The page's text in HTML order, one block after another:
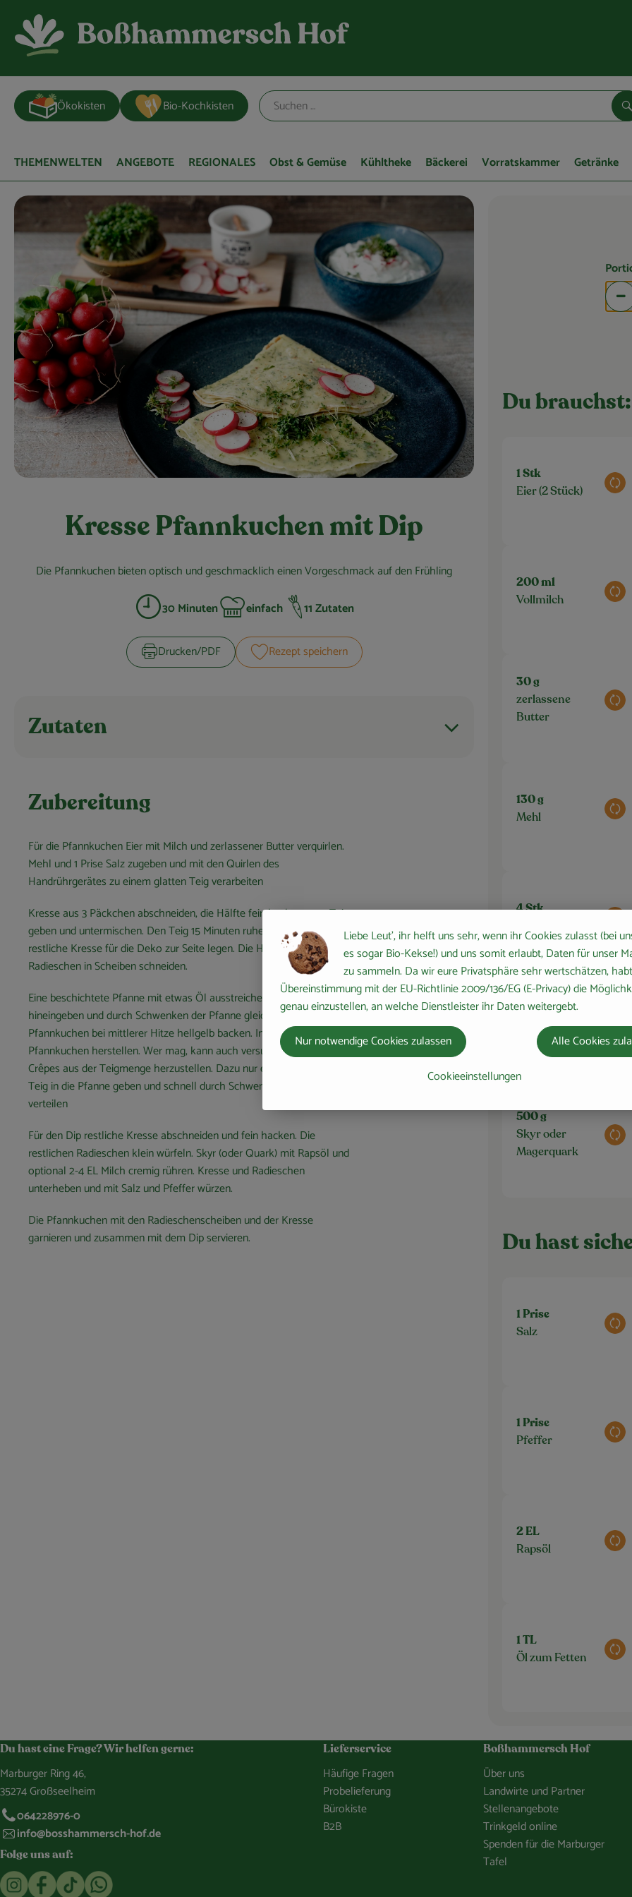
Ökokisten Bio-Kochkisten
THEMENWELTEN ANGEBOTE REGIONALES Obst & Gemüse Kühltheke Bäckerei Vorratskammer Getränke
Kresse Pfannkuchen mit Dip
Die Pfannkuchen bieten optisch und geschmacklich einen Vorgeschmack auf den Frühling
Zubreitungszeit:
30 MinutenSchwierigkeit:
einfach 11 Zutaten
Drucken​/​PDF Rezept speichern
Zutaten
Zubereitung
Für die Pfannkuchen Eier mit Milch und zerlassener Butter verquirlen.
Mehl und 1 Prise Salz zugeben und mit den Quirlen des
Handrührgerätes zu einem glatten Teig verarbeiten
Kresse aus 3 Päckchen abschneiden, die Hälfte fein hacken, zum Teig
geben und untermischen. Den Teig 15 Minuten ruhen lassen. Die
restliche Kresse für die Deko zur Seite legen. Die Hälfte der
Radieschen in Scheiben schneiden.
Eine beschichtete Pfanne mit etwas Öl ausstreichen, eine Kelle Teig
hineingeben und durch Schwenken der Pfanne gleichmäßig verteilen.
Pfannkuchen bei mittlerer Hitze hellgelb backen. Insgesamt 4
Pfannkuchen herstellen. Wer mag, kann auch versuchen, 8 dünne
Crêpes aus der Teigmenge herzustellen. Dazu nur eine halbe Kelle
Teig in die Pfanne geben und schnell durch Schwenken gleichmäßig
verteilen
Für den Dip restliche Kresse abschneiden und fein hacken. Die
restlichen Radieschen klein würfeln. Skyr (oder Quark) mit Rapsöl und
optional 2-4 EL Milch cremig rühren. Kresse und Radieschen
unterheben und mit Salz und Pfeffer würzen.
Die Pfannkuchen mit den Radieschenscheiben und der Kresse
garnieren und zusammen mit dem Dip servieren.
Du brauchst:
1 Stk
Eier (2 Stück)
200 ml
Vollmilch
30 g
zerlassene
Butter
130 g
Mehl
4 Stk
Radieschen
500 g
Skyr oder
Magerquark
Du hast
1 Prise
Salz
1 Prise
Pfeffer
2 EL
Rapsöl
1 TL
Öl zum Fetten
Du hast eine Frage? Wir helfen gerne:
Marburger Ring 46,
35274 Großseelheim
064228976-0
info@bosshammersch-hof.de
Folge uns auf:
Externer Link zu https://www.instagram.com/bosshammerschhof/
Externer Link zu https://www.facebook.com/Oekokiste.Bosshammersch.Hof
Externer Link zu https://www.tiktok.com/@bosshammersch_hof
Externer Link zu https://whatsapp.com/channel/0029VbCaDbdJUM2iLBJEiG1n
Lieferservice
Häufige Fragen
Probelieferung
Bürokiste
B2B
Boßhammersch Hof
Über uns
Landwirte und Partner
Stellenangebote
Trinkgeld online
Spenden für die Marburger
Tafel
Liebe Leut', ihr helft uns sehr, wenn ihr Cookies zulasst (bei
es sogar Bio-Kekse!) und uns somit erlaubt, Daten für unser
zu sammeln. Da wir eure Privatsphäre sehr wertschätzen,
Übereinstimmung mit der EU-Richtlinie 2009/136/EG (E-Privacy) die
genau einzustellen, an welche Dienstleister ihr Daten weitergebt.
Cookieeinstellungen
Nur notwendige Cookies zulassen Alle Cookies